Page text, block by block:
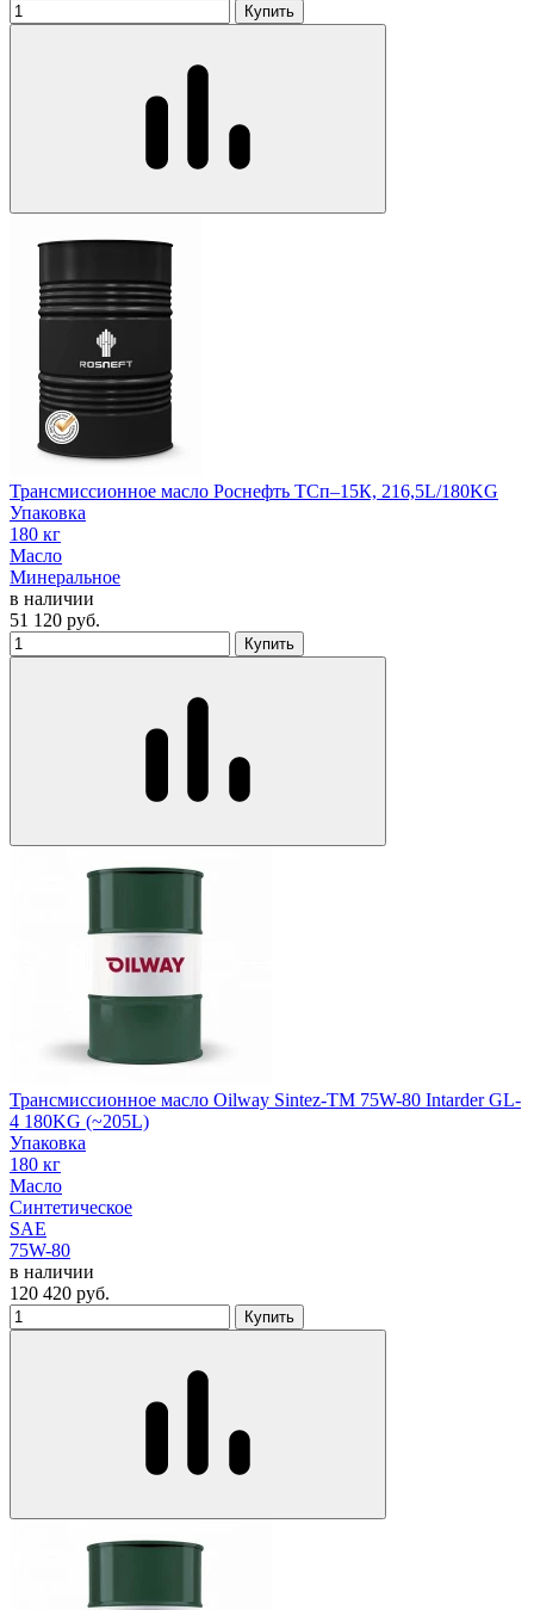
Купить
Трансмиссионное масло Роснефть ТСп–15К, 216,5L/180KG
Упаковка
180 кг
Масло
Минеральное
в наличии
51 120 руб.
Купить
Трансмиссионное масло Oilway Sintez-TM 75W-80 Intarder GL-
4 180KG (~205L)
Упаковка
180 кг
Масло
Синтетическое
SAE
75W-80
в наличии
120 420 руб.
Купить